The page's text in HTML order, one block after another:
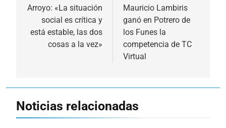
de
entradas
Arroyo: «La situación
social es crítica y
está estable, las dos
cosas a la vez»
Mauricio Lambiris
ganó en Potrero de
los Funes la
competencia de TC
Virtual
Noticias relacionadas